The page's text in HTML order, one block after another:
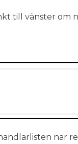
till vänster om
när